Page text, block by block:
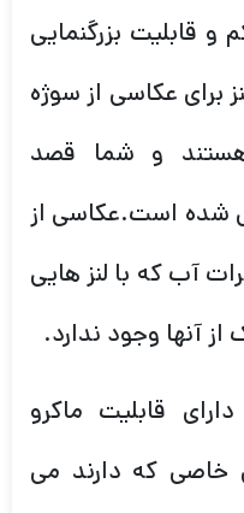
قابلیت بزرگنمایی
برای عکاسی از سوژه
و شما قصد
شده است.عکاسی از
آب که با لنز هایی
آنها وجود ندارد.
قابلیت ماکرو
خاصی که دارند می